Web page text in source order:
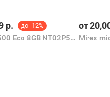
р. до -12%
Netac P500 Eco 8GB NT02P500ECO-008G-R
от